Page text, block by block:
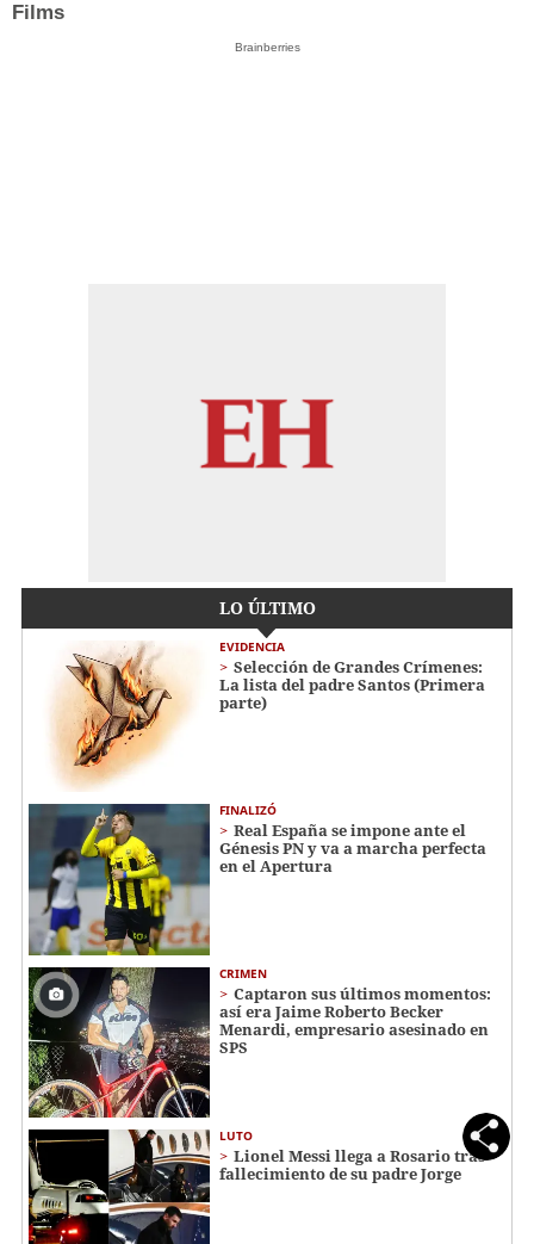
Films
Brainberries
LO ÚLTIMO
EVIDENCIA
Selección de Grandes Crímenes:
La lista del padre Santos (Primera
parte)
FINALIZÓ
Real España se impone ante el
Génesis PN y va a marcha perfecta
en el Apertura
CRIMEN
Captaron sus últimos momentos:
así era Jaime Roberto Becker
Menardi​​​, empresario asesinado en
SPS
LUTO
Lionel Messi llega a Rosario tras
fallecimiento de su padre Jorge